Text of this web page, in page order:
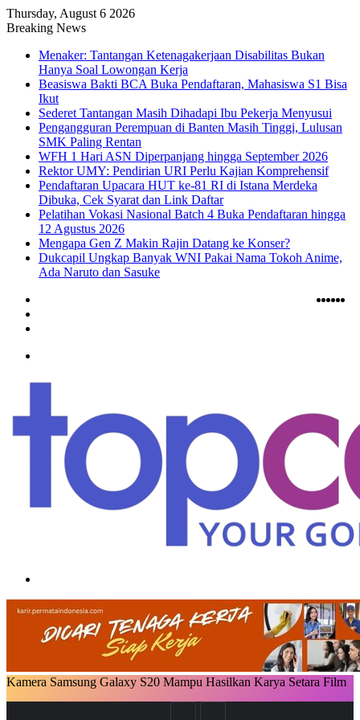
Thursday, August 6 2026
Breaking News
Menaker: Tantangan Ketenagakerjaan Disabilitas Bukan
Hanya Soal Lowongan Kerja
Beasiswa Bakti BCA Buka Pendaftaran, Mahasiswa S1 Bisa
Ikut
Sederet Tantangan Masih Dihadapi Ibu Pekerja Menyusui
Pengangguran Perempuan di Banten Masih Tinggi, Lulusan
SMK Paling Rentan
WFH 1 Hari ASN Diperpanjang hingga September 2026
Rektor UMY: Pendirian URI Perlu Kajian Komprehensif
Pendaftaran Upacara HUT ke-81 RI di Istana Merdeka
Dibuka, Cek Syarat dan Link Daftar
Pelatihan Vokasi Nasional Batch 4 Buka Pendaftaran hingga
12 Agustus 2026
Mengapa Gen Z Makin Rajin Datang ke Konser?
Dukcapil Ungkap Banyak WNI Pakai Nama Tokoh Anime,
Ada Naruto dan Sasuke
RSS
Kamera Samsung Galaxy S20 Mampu Hasilkan Karya Setara Film